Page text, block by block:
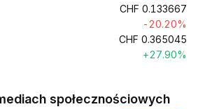
CHF 0.133667
-20.20%
CHF 0.365045
+27.90%
społecznościowych